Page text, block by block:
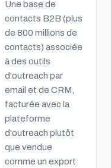
Une base de
contacts B2B (plus
de 800 millions de
contacts) associée
à des outils
d'outreach par
email et de CRM,
facturée avec la
plateforme
d'outreach plutôt
que vendue
comme un export